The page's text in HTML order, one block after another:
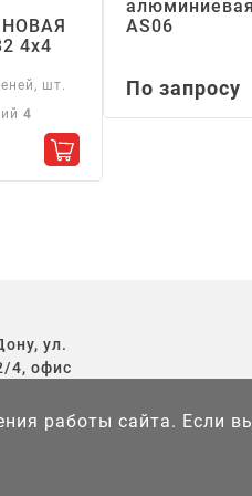
4х4
шт.
4
Добавить в корзину
АS06
По запросу
ул.
4, офис
работы сайта. Если